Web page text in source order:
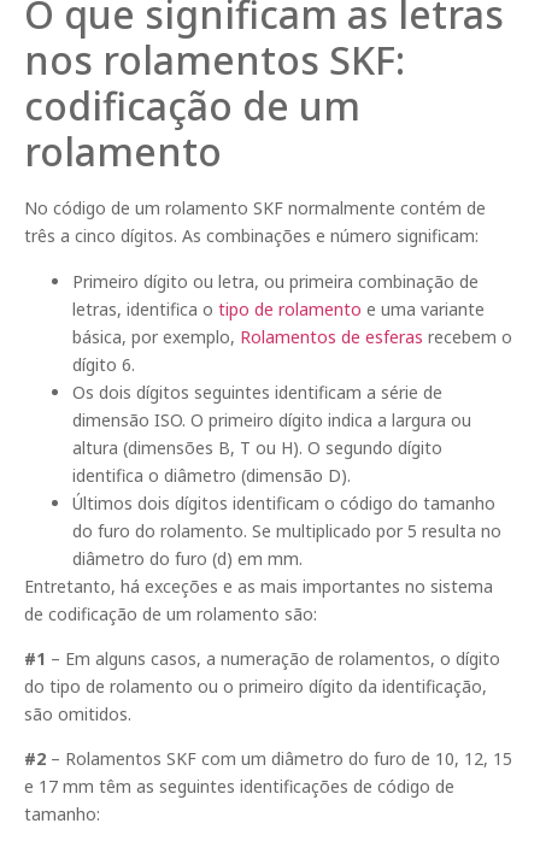
O que significam as letras
nos rolamentos SKF:
codificação de um
rolamento
No código de um rolamento SKF normalmente contém de
três a cinco dígitos. As combinações e número significam:
Primeiro dígito ou letra, ou primeira combinação de
letras, identifica o tipo de rolamento e uma variante
básica, por exemplo, Rolamentos de esferas recebem o
dígito 6.
Os dois dígitos seguintes identificam a série de
dimensão ISO. O primeiro dígito indica a largura ou
altura (dimensões B, T ou H). O segundo dígito
identifica o diâmetro (dimensão D).
Últimos dois dígitos identificam o código do tamanho
do furo do rolamento. Se multiplicado por 5 resulta no
diâmetro do furo (d) em mm.
Entretanto, há exceções e as mais importantes no sistema
de codificação de um rolamento são:
#1 – Em alguns casos, a numeração de rolamentos, o dígito
do tipo de rolamento ou o primeiro dígito da identificação,
são omitidos.
#2 – Rolamentos SKF com um diâmetro do furo de 10, 12, 15
e 17 mm têm as seguintes identificações de código de
tamanho: